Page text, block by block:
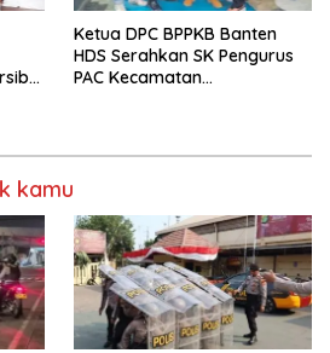
Ketua DPC BPPKB Banten
HDS Serahkan SK Pengurus
PAC Kecamatan
kamu